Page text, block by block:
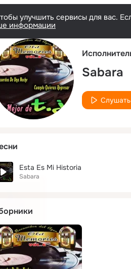
улучшить сервисы для вас.
информации
Sabara
Слушать
Esta Es Mi Historia
Sabara